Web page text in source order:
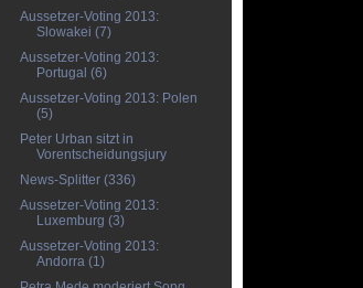
Aussetzer-Voting 2013:
Slowakei (7)
Aussetzer-Voting 2013:
Portugal (6)
Aussetzer-Voting 2013: Polen
(5)
Peter Urban sitzt in
Vorentscheidungsjury
News-Splitter (336)
Aussetzer-Voting 2013:
Luxemburg (3)
Aussetzer-Voting 2013:
Andorra (1)